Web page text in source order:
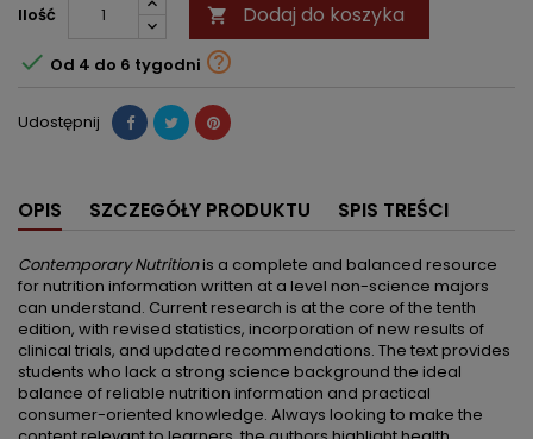
Ilość  Dodaj do koszyka
 Od 4 do 6 tygodni 
Udostępnij
OPIS SZCZEGÓŁY PRODUKTU SPIS TREŚCI
Contemporary Nutritionis a complete and balanced resource
for nutrition information written at a level non-science majors
can understand. Current research is at the core of the tenth
edition, with revised statistics, incorporation of new results of
clinical trials, and updated recommendations. The text provides
students who lack a strong science background the ideal
balance of reliable nutrition information and practical
consumer-oriented knowledge. Always looking to make the